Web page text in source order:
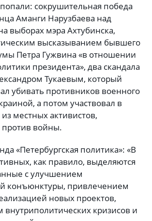
сокрушительная победа
Аманги Нарузбаева над
выборах мэра Ахтубинска,
высказыванием бывшего
Петра Гужвина «в отношении
президента», два скандала
Тукаевым, который
убивать противников военного
а потом участвовал в
местных активистов,
войны.
«Петербургская политика»: «В
как правило, выделяются
с улучшением
конъюнктуры, привлечением
новых проектов,
кризисов и